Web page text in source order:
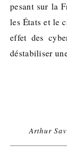
pesant sur la
les États et le
effet des
déstabiliser
Arthur